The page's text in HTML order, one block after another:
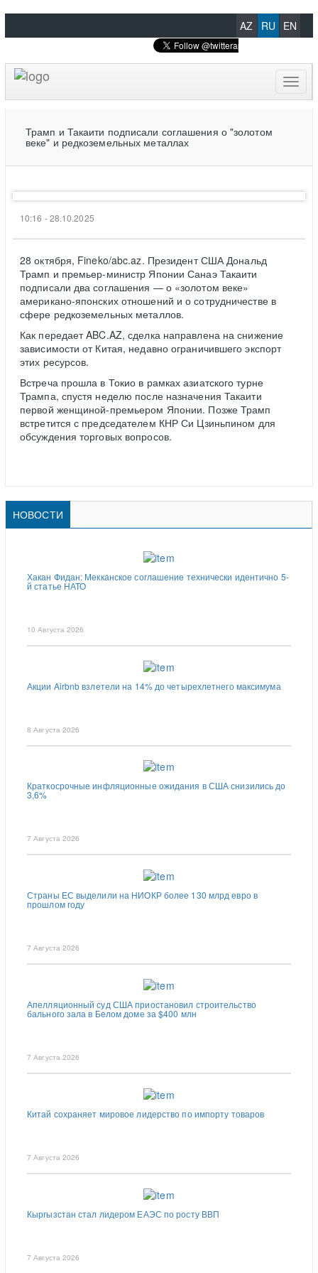
AZ RU EN
Трамп и Такаити подписали соглашения о "золотом
веке" и редкоземельных металлах
10:16 - 28.10.2025
28 октября, Fineko/abc.az. Президент США Дональд
Трамп и премьер-министр Японии Санаэ Такаити
подписали два соглашения — о «золотом веке»
американо-японских отношений и о сотрудничестве в
сфере редкоземельных металлов.
Как передает ABC.AZ, сделка направлена на снижение
зависимости от Китая, недавно ограничившего экспорт
этих ресурсов.
Встреча прошла в Токио в рамках азиатского турне
Трампа, спустя неделю после назначения Такаити
первой женщиной-премьером Японии. Позже Трамп
встретится с председателем КНР Си Цзиньпином для
обсуждения торговых вопросов.
НОВОСТИ
Хакан Фидан: Мекканское соглашение технически идентично 5-
й статье НАТО
10 Августа 2026
Акции Airbnb взлетели на 14% до четырехлетнего максимума
8 Августа 2026
Краткосрочные инфляционные ожидания в США снизились до
3,6%
7 Августа 2026
Страны ЕС выделили на НИОКР более 130 млрд евро в
прошлом году
7 Августа 2026
Апелляционный суд США приостановил строительство
бального зала в Белом доме за $400 млн
7 Августа 2026
Китай сохраняет мировое лидерство по импорту товаров
7 Августа 2026
Кыргызстан стал лидером ЕАЭС по росту ВВП
7 Августа 2026